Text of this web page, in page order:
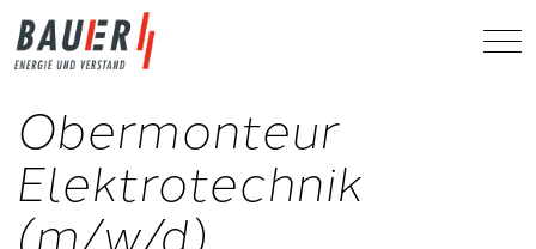
Obermonteur
Elektrotechnik
(m/w/d)